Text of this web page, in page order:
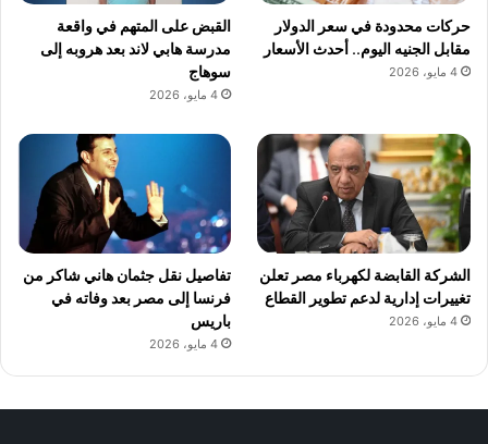
حركات محدودة في سعر الدولار
مقابل الجنيه اليوم.. أحدث الأسعار
4 مايو، 2026
القبض على المتهم في واقعة
مدرسة هابي لاند بعد هروبه إلى
سوهاج
4 مايو، 2026
الشركة القابضة لكهرباء مصر تعلن
تغييرات إدارية لدعم تطوير القطاع
4 مايو، 2026
تفاصيل نقل جثمان هاني شاكر من
فرنسا إلى مصر بعد وفاته في
باريس
4 مايو، 2026